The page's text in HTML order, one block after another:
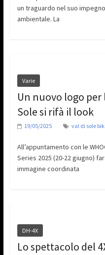
un traguardo nel suo
ambientale. La
Varie
Un nuovo logo per
Sole si rifà il look
19/05/2025 val di sole
All’appuntamento con le
Series 2025 (20-22 giugno)
immagine coordinata
DH-4X
Lo spettacolo del